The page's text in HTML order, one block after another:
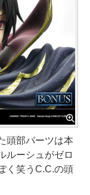
頭部パーツは本
ルーシュがゼロ
く笑うC.C.の頭